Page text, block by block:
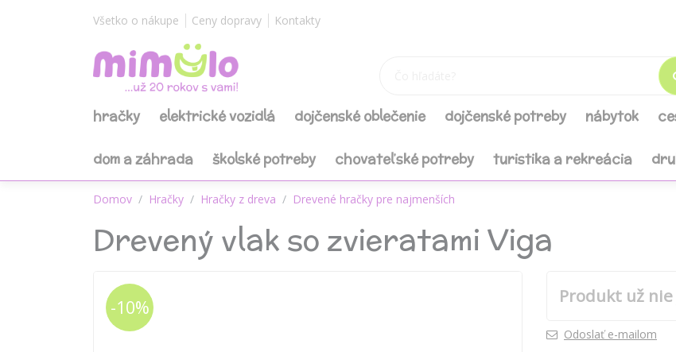
Všetko o nákupe Ceny dopravy Kontakty
hračky elektrické vozidlá dojčenské oblečenie dojčenské potreby nábytok
dom a záhrada školské potreby chovateľské potreby turistika a rekreácia
Domov Hračky Hračky z dreva Drevené hračky pre najmenších
Drevený vlak so zvieratami Viga
-10%
Produkt už
Odoslať e-mailom